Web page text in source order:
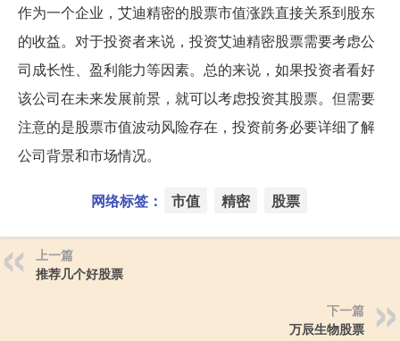
作为一个企业，艾迪精密的股票市值涨跌直接关系到股东
的收益。对于投资者来说，投资艾迪精密股票需要考虑公
司成长性、盈利能力等因素。总的来说，如果投资者看好
该公司在未来发展前景，就可以考虑投资其股票。但需要
注意的是股票市值波动风险存在，投资前务必要详细了解
公司背景和市场情况。
网络标签： 市值 精密 股票
上一篇
推荐几个好股票
下一篇
万辰生物股票